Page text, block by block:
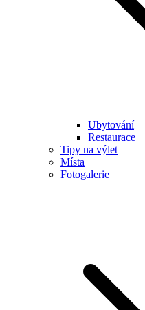
Ubytování
Restaurace
Tipy na výlet
Místa
Fotogalerie